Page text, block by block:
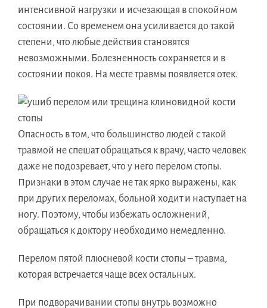
интенсивной нагрузки и исчезающая в спокойном
состоянии. Со временем она усиливается до такой
степени, что любые действия становятся
невозможными. Болезненность сохраняется и в
состоянии покоя. На месте травмы появляется отек.
Опасность в том, что большинство людей с такой
травмой не спешат обращаться к врачу, часто человек
даже не подозревает, что у него перелом стопы.
Признаки в этом случае не так ярко выражены, как
при других переломах, больной ходит и наступает на
ногу. Поэтому, чтобы избежать осложнений,
обращаться к доктору необходимо немедленно.
Перелом пятой плюсневой кости стопы – травма,
которая встречается чаще всех остальных.
При подворачивании стопы внутрь возможно